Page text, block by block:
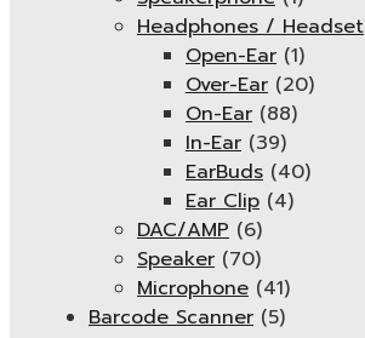
Headphones / Headset
Open-Ear (1)
Over-Ear (20)
On-Ear (88)
In-Ear (39)
EarBuds (40)
Ear Clip (4)
DAC/AMP (6)
Speaker (70)
Microphone (41)
Barcode Scanner (5)